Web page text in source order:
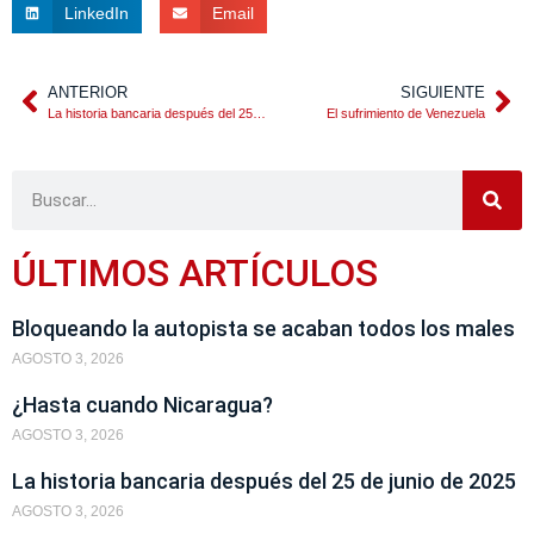
LinkedIn Email
ANTERIOR SIGUIENTE
El sufrimiento de Venezuela
ÚLTIMOS ARTÍCULOS
Bloqueando la autopista se acaban todos los males
AGOSTO 3, 2026
¿Hasta cuando Nicaragua?
AGOSTO 3, 2026
La historia bancaria después del 25 de junio de 2025
AGOSTO 3, 2026